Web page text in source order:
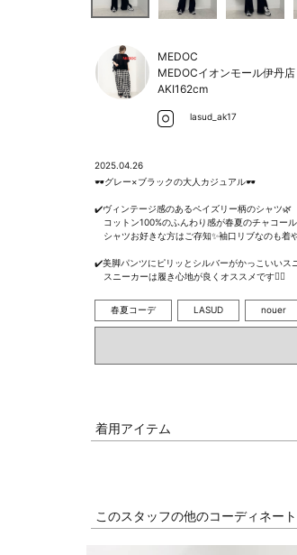
MEDOC
MEDOCイオンモール伊丹店
AKI162cm
lasud_ak17
2025.04.26
🕶️グレー×ブラックの大人カジュアル🕶️
✔️ヴィンテージ感のあるペイズリー柄のシャツ🌿
コットン100%のふんわり感が春夏のチャコー
シャツお好きな方はご存知✨袖口リブなのも着
✔️美脚パンツにピリッとシルバーがかっこいいス
スニーカーは履き心地が良くオススメです❤️‍🔥
春夏コーデ LASUD nouer
着用アイテム
このスタッフの他のコーディネート